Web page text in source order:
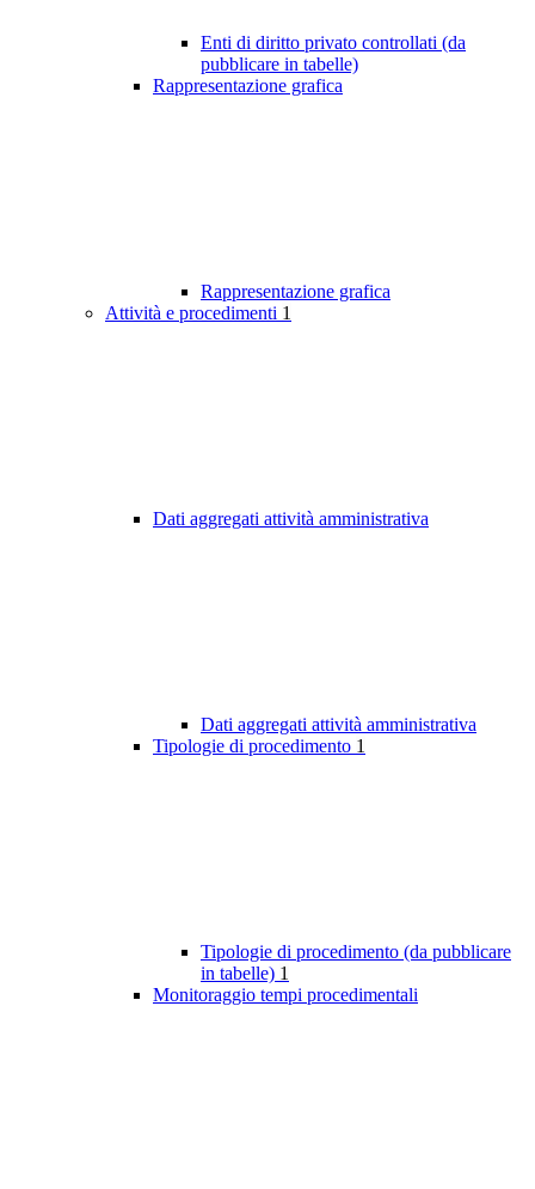
Enti di diritto privato controllati (da
pubblicare in tabelle)
Rappresentazione grafica
Rappresentazione grafica
Attività e procedimenti 1
Dati aggregati attività amministrativa
Dati aggregati attività amministrativa
Tipologie di procedimento 1
Tipologie di procedimento (da pubblicare
in tabelle) 1
Monitoraggio tempi procedimentali